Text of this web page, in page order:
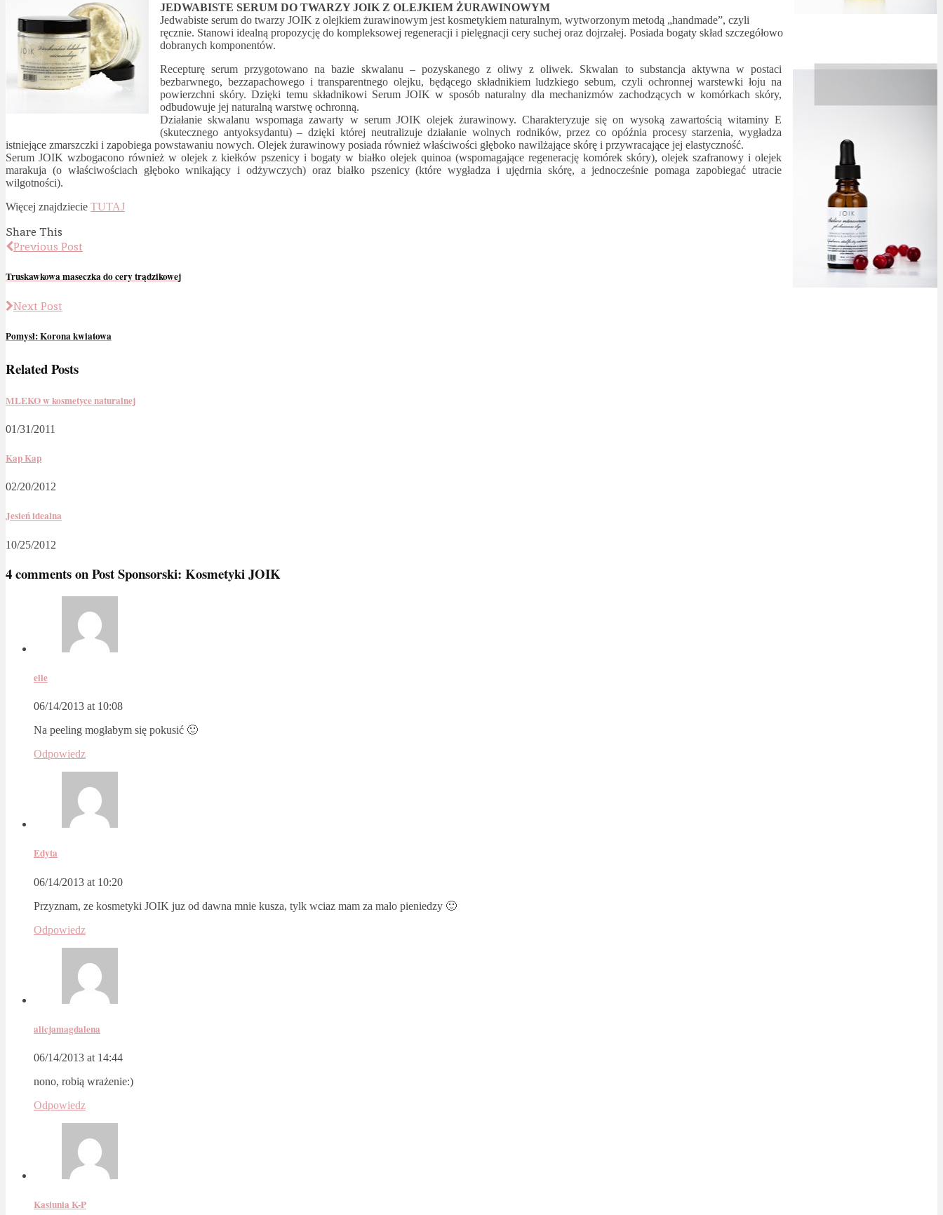
JEDWABISTE SERUM DO TWARZY JOIK Z OLEJKIEM ŻURAWINOWYM
Jedwabiste serum do twarzy JOIK z olejkiem żurawinowym jest kosmetykiem naturalnym, wytworzonym metodą „handmade”, czyli
ręcznie. Stanowi idealną propozycję do kompleksowej regeneracji i pielęgnacji cery suchej oraz dojrzałej. Posiada bogaty skład szczegółowo
dobranych komponentów.
Recepturę serum przygotowano na bazie skwalanu – pozyskanego z oliwy z oliwek. Skwalan to substancja aktywna w postaci
bezbarwnego, bezzapachowego i transparentnego olejku, będącego składnikiem ludzkiego sebum, czyli ochronnej warstewki łoju na
powierzchni skóry. Dzięki temu składnikowi Serum JOIK w sposób naturalny dla mechanizmów zachodzących w komórkach skóry,
odbudowuje jej naturalną warstwę ochronną.
Działanie skwalanu wspomaga zawarty w serum JOIK olejek żurawinowy. Charakteryzuje się on wysoką zawartością witaminy E
(skutecznego antyoksydantu) – dzięki której neutralizuje działanie wolnych rodników, przez co opóźnia procesy starzenia, wygładza
istniejące zmarszczki i zapobiega powstawaniu nowych. Olejek żurawinowy posiada również właściwości głęboko nawilżające skórę i przywracające jej elastyczność.
Serum JOIK wzbogacono również w olejek z kiełków pszenicy i bogaty w białko olejek quinoa (wspomagające regenerację komórek skóry), olejek szafranowy i olejek
marakuja (o właściwościach głęboko wnikający i odżywczych) oraz białko pszenicy (które wygładza i ujędrnia skórę, a jednocześnie pomaga zapobiegać utracie
wilgotności).
Więcej znajdziecie TUTAJ
Share This
Previous Post
Truskawkowa maseczka do cery trądzikowej
Next Post
Pomysł: Korona kwiatowa
Related Posts
MLEKO w kosmetyce naturalnej
01/31/2011
Kap Kap
02/20/2012
Jesień idealna
10/25/2012
4 comments onPost Sponsorski: Kosmetyki JOIK
elle
06/14/2013 at 10:08
Na peeling mogłabym się pokusić 🙂
Odpowiedz
Edyta
06/14/2013 at 10:20
Przyznam, ze kosmetyki JOIK juz od dawna mnie kusza, tylk wciaz mam za malo pieniedzy 🙂
Odpowiedz
alicjamagdalena
06/14/2013 at 14:44
nono, robią wrażenie:)
Odpowiedz
Kasiunia K-P